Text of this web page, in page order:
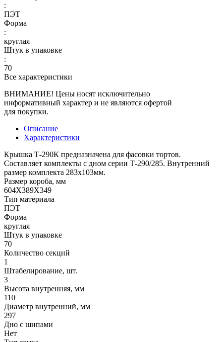
:
ПЭТ
Форма
:
круглая
Штук в упаковке
:
70
Все характеристики
ВНИМАНИЕ! Цены носят исключительно
информативный характер и не являются офертой
для покупки.
Описание
Характеристики
Крышка Т-290К предназначена для фасовки тортов.
Составляет комплекты с дном серии Т-290/285. Внутренний
размер комплекта 283х103мм.
Размер короба, мм
604Х389Х349
Тип материала
ПЭТ
Форма
круглая
Штук в упаковке
70
Количество секций
1
Штабелирование, шт.
3
Высота внутренняя, мм
110
Диаметр внутренний, мм
297
Дно с шипами
Нет